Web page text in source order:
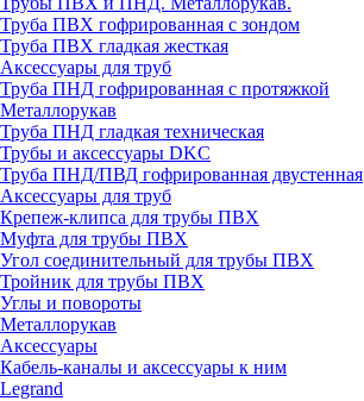
Труба ПВХ гофрированная с зондом
Труба ПВХ гладкая жесткая
Аксессуары для труб
Труба ПНД гофрированная с протяжкой
Металлорукав
Труба ПНД гладкая техническая
Трубы и аксессуары DKC
Труба ПНД/ПВД гофрированная двустенная
Аксессуары для труб
Крепеж-клипса для трубы ПВХ
Муфта для трубы ПВХ
Угол соединительный для трубы ПВХ
Тройник для трубы ПВХ
Углы и повороты
Металлорукав
Аксессуары
Кабель-каналы и аксессуары к ним
Legrand